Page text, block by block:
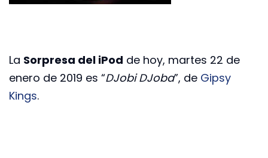
La Sorpresa del iPod de hoy, martes 22 de
enero de 2019 es “DJobi DJoba”, de Gipsy
Kings.